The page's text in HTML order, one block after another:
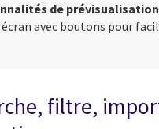
de prévisualisation
avec boutons pour
filtre,